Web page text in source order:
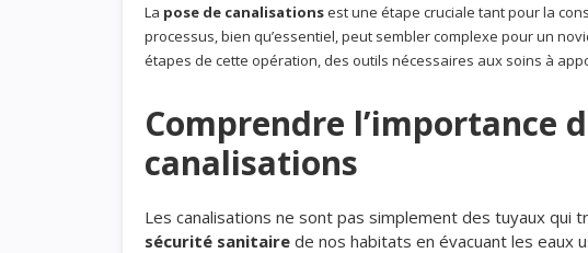
La pose de canalisationsest une étape cruciale tant pour la
processus, bien qu’essentiel, peut sembler complexe pour un
étapes de cette opération, des outils nécessaires aux soins à
Comprendre l’importance
canalisations
Les canalisations ne sont pas simplement des tuyaux qui
sécurité sanitaire de nos habitats en évacuant les eaux